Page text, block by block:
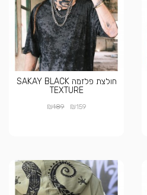
חולצת פלזמה SAKAY BLACK
TEXTURE
₪159
₪189